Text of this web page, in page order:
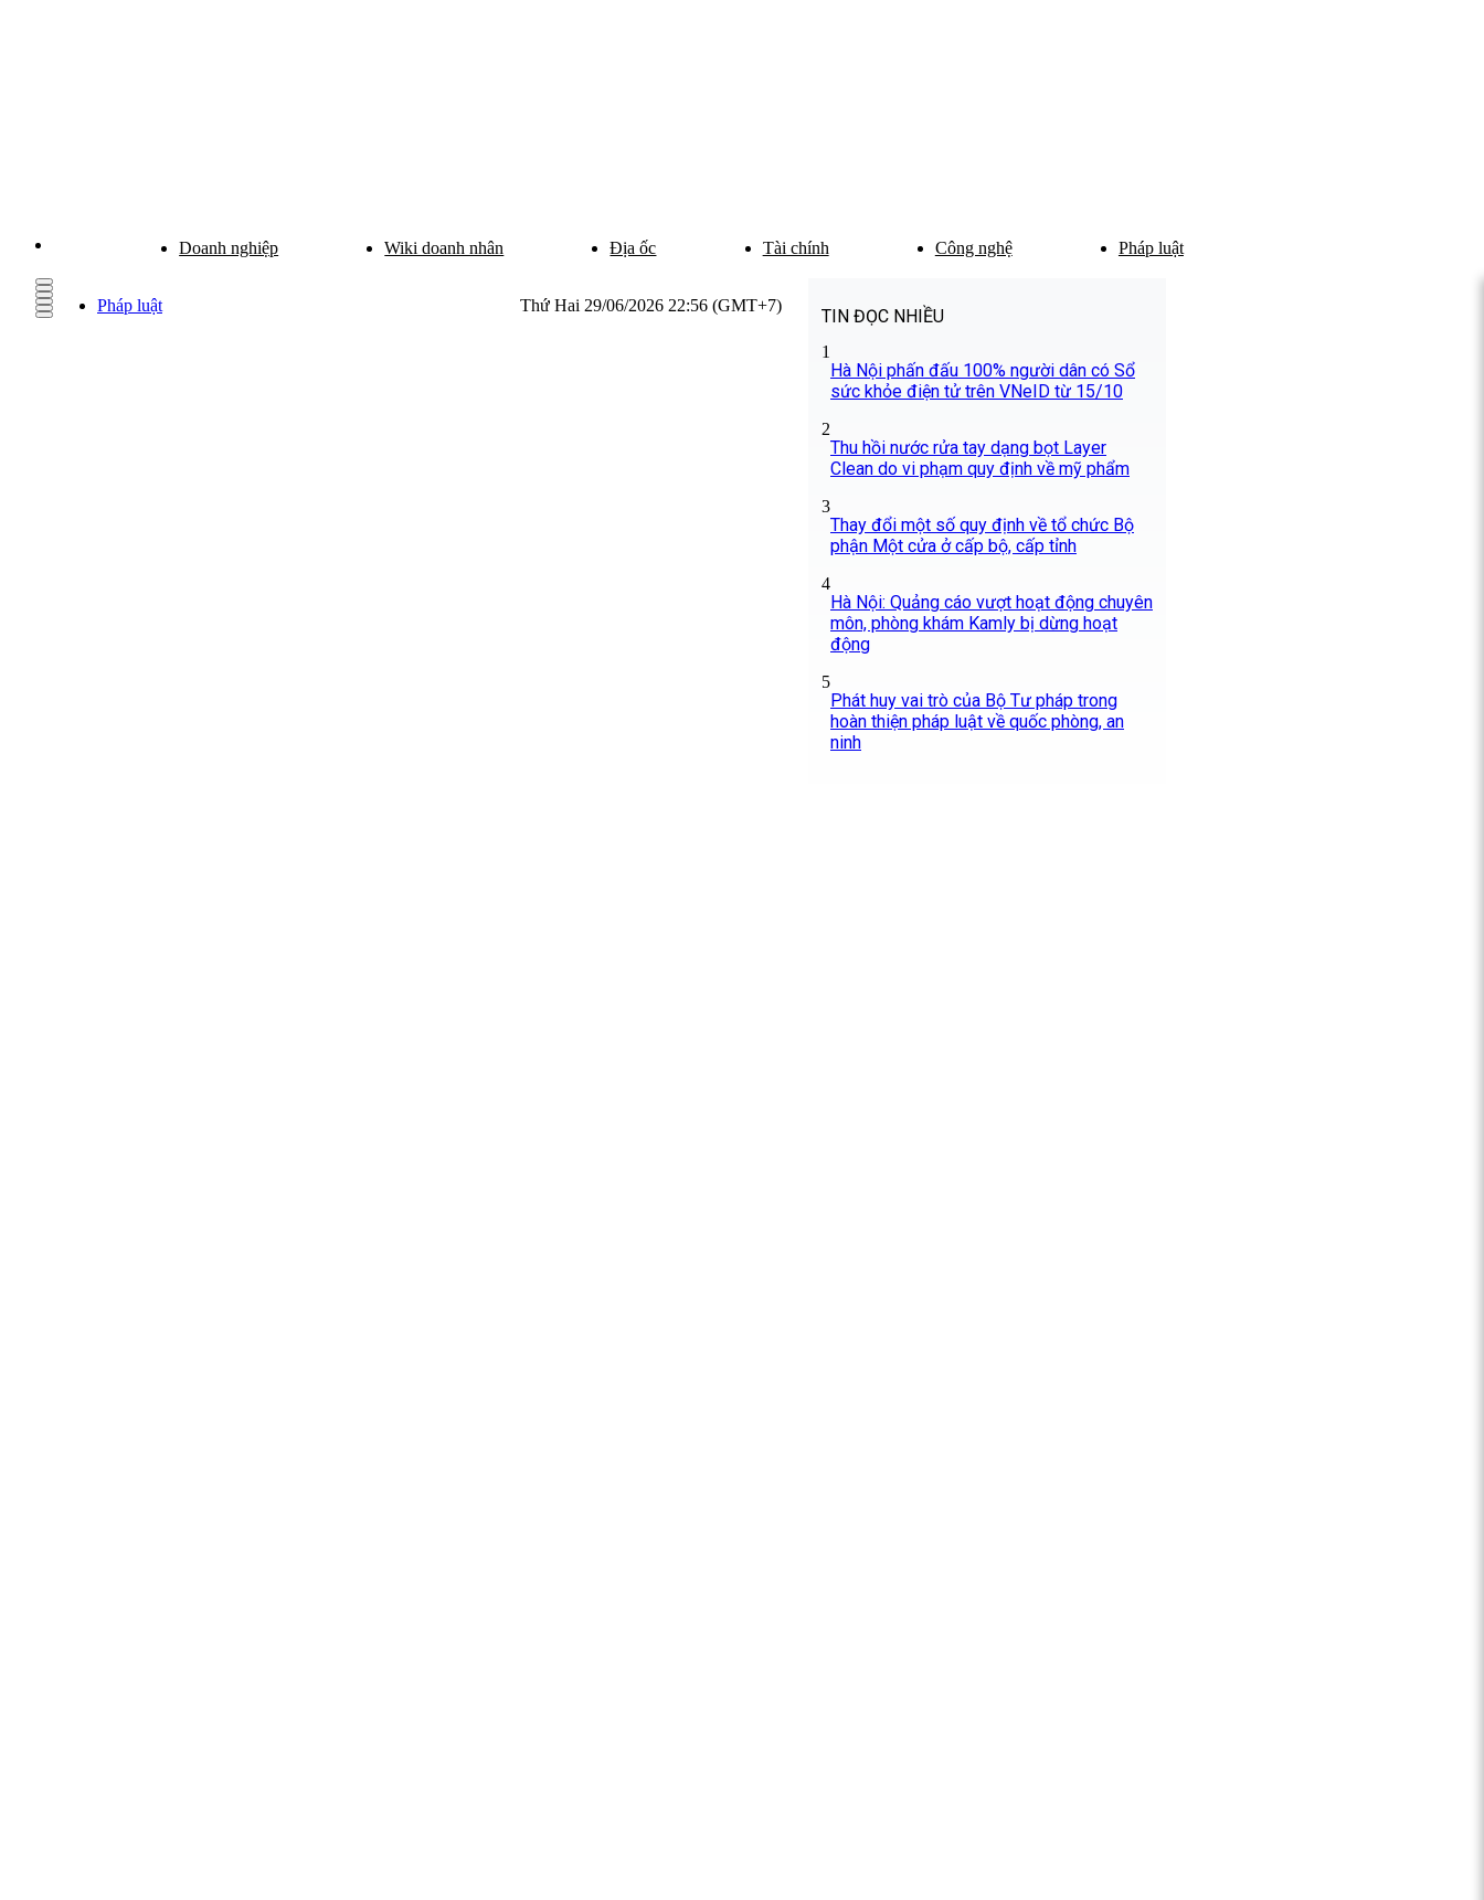
Doanh nghiệp Wiki doanh nhân Địa ốc Tài chính Công nghệ Pháp luật
Pháp luật Thứ Hai 29/06/2026 22:56 (GMT+7)
TIN ĐỌC NHIỀU
1
Hà Nội phấn đấu 100% người dân có Sổ
sức khỏe điện tử trên VNeID từ 15/10
2
Thu hồi nước rửa tay dạng bọt Layer
Clean do vi phạm quy định về mỹ phẩm
3
Thay đổi một số quy định về tổ chức Bộ
phận Một cửa ở cấp bộ, cấp tỉnh
4
Hà Nội: Quảng cáo vượt hoạt động chuyên
môn, phòng khám Kamly bị dừng hoạt
động
5
Phát huy vai trò của Bộ Tư pháp trong
hoàn thiện pháp luật về quốc phòng, an
ninh